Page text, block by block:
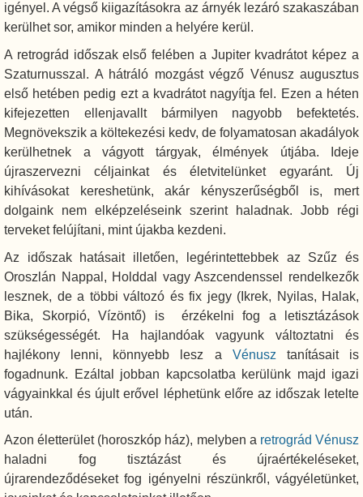
igényel. A végső kiigazításokra az árnyék lezáró szakaszában
kerülhet sor, amikor minden a helyére kerül.
A retrográd időszak első felében a Jupiter kvadrátot képez a
Szaturnusszal. A hátráló mozgást végző Vénusz augusztus
első hetében pedig ezt a kvadrátot nagyítja fel. Ezen a héten
kifejezetten ellenjavallt bármilyen nagyobb befektetés.
Megnövekszik a költekezési kedv, de folyamatosan akadályok
kerülhetnek a vágyott tárgyak, élmények útjába. Ideje
újraszervezni céljainkat és életvitelünket egyaránt. Új
kihívásokat kereshetünk, akár kényszerűségből is, mert
dolgaink nem elképzeléseink szerint haladnak. Jobb régi
terveket felújítani, mint újakba kezdeni.
Az időszak hatásait illetően, legérintettebbek az Szűz és
Oroszlán Nappal, Holddal vagy Aszcendenssel rendelkezők
lesznek, de a többi változó és fix jegy (Ikrek, Nyilas, Halak,
Bika, Skorpió, Vízöntő) is érzékelni fog a letisztázások
szükségességét. Ha hajlandóak vagyunk változtatni és
hajlékony lenni, könnyebb lesz a Vénusz tanításait is
fogadnunk. Ezáltal jobban kapcsolatba kerülünk majd igazi
vágyainkkal és újult erővel léphetünk előre az időszak letelte
után.
Azon életterület (horoszkóp ház), melyben a retrográd Vénusz
haladni fog tisztázást és újraértékeléseket,
újrarendeződéseket fog igényelni részünkről, vágyéletünket,